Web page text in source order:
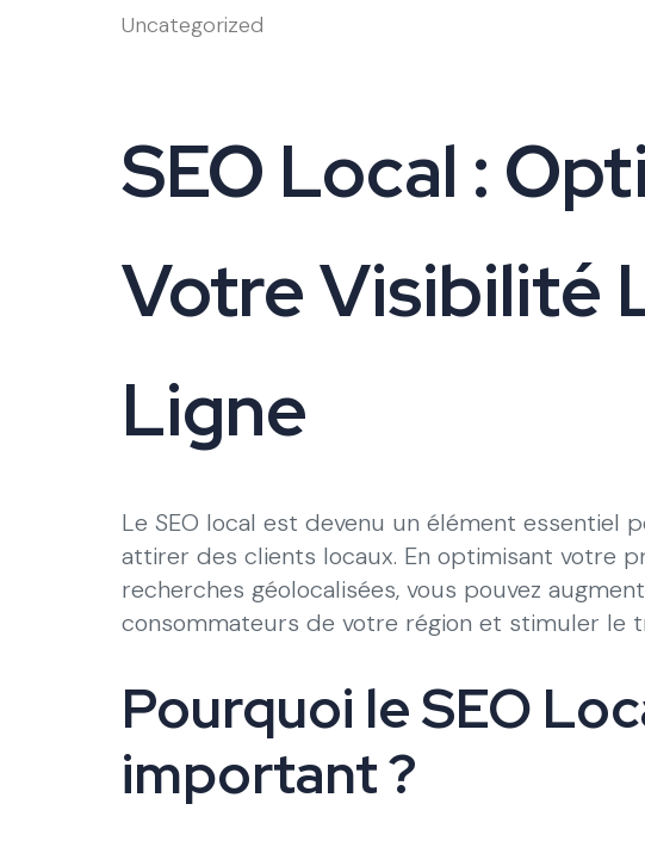
Uncategorized
SEO Local :
Votre Visibilité
Ligne
Le SEO local est devenu un élément essentiel
attirer des clients locaux. En optimisant votre
recherches géolocalisées, vous pouvez
consommateurs de votre région et stimuler le
Pourquoi le SEO
important ?